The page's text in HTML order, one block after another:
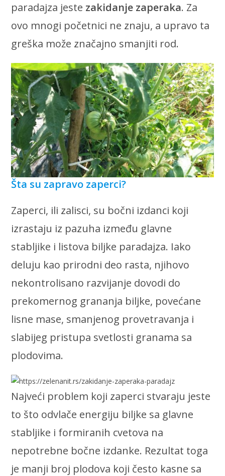
paradajza jeste zakidanje zaperaka. Za
ovo mnogi početnici ne znaju, a upravo ta
greška može značajno smanjiti rod.
Šta su zapravo zaperci?
Zaperci, ili zalisci, su bočni izdanci koji
izrastaju iz pazuha između glavne
stabljike i listova biljke paradajza. Iako
deluju kao prirodni deo rasta, njihovo
nekontrolisano razvijanje dovodi do
prekomernog grananja biljke, povećane
lisne mase, smanjenog provetravanja i
slabijeg pristupa svetlosti granama sa
plodovima.
Najveći problem koji zaperci stvaraju jeste
to što odvlače energiju biljke sa glavne
stabljike i formiranih cvetova na
nepotrebne bočne izdanke. Rezultat toga
je manji broj plodova koji često kasne sa